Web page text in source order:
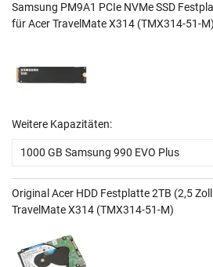
Samsung PM9A1 PCIe NVMe SSD
für Acer TravelMate X314 (TMX314-51-M)
Weitere Kapazitäten:
1000 GB Samsung 990 EVO Plus
Original Acer HDD Festplatte 2TB (2,5
TravelMate X314 (TMX314-51-M)